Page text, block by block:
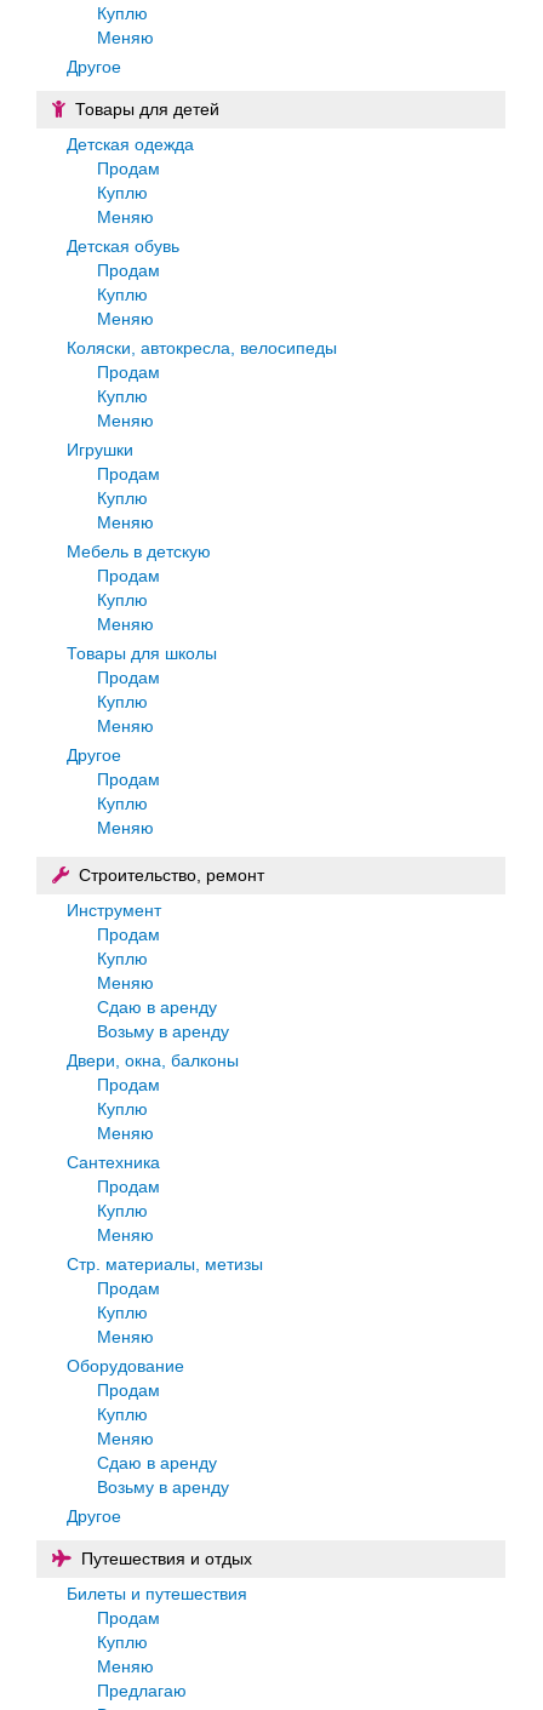
Куплю
Меняю
Другое
Товары для детей
Детская одежда
Продам
Куплю
Меняю
Детская обувь
Продам
Куплю
Меняю
Коляски, автокресла, велосипеды
Продам
Куплю
Меняю
Игрушки
Продам
Куплю
Меняю
Мебель в детскую
Продам
Куплю
Меняю
Товары для школы
Продам
Куплю
Меняю
Другое
Продам
Куплю
Меняю
Строительство, ремонт
Инструмент
Продам
Куплю
Меняю
Сдаю в аренду
Возьму в аренду
Двери, окна, балконы
Продам
Куплю
Меняю
Сантехника
Продам
Куплю
Меняю
Стр. материалы, метизы
Продам
Куплю
Меняю
Оборудование
Продам
Куплю
Меняю
Сдаю в аренду
Возьму в аренду
Другое
Путешествия и отдых
Билеты и путешествия
Продам
Куплю
Меняю
Предлагаю